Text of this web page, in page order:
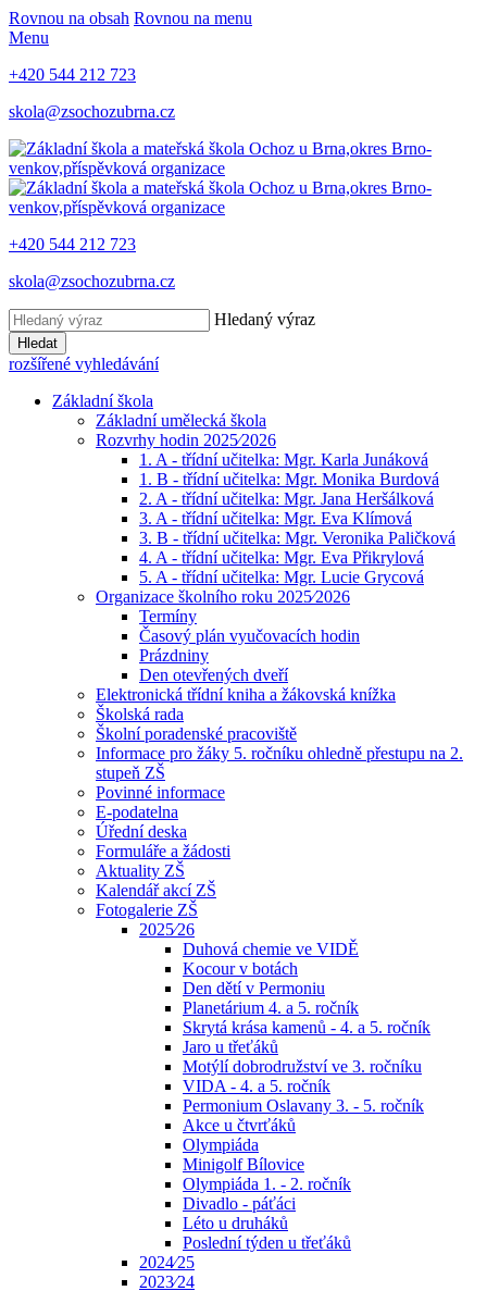
Rovnou na obsah Rovnou na menu
Menu
+420 544 212 723
skola@zsochozubrna.cz
+420 544 212 723
skola@zsochozubrna.cz
Hledaný výraz
Hledat
rozšířené vyhledávání
Základní škola
Základní umělecká škola
Rozvrhy hodin 2025⁄2026
1. A - třídní učitelka: Mgr. Karla Junáková
1. B - třídní učitelka: Mgr. Monika Burdová
2. A - třídní učitelka: Mgr. Jana Heršálková
3. A - třídní učitelka: Mgr. Eva Klímová
3. B - třídní učitelka: Mgr. Veronika Paličková
4. A - třídní učitelka: Mgr. Eva Přikrylová
5. A - třídní učitelka: Mgr. Lucie Grycová
Organizace školního roku 2025⁄2026
Termíny
Časový plán vyučovacích hodin
Prázdniny
Den otevřených dveří
Elektronická třídní kniha a žákovská knížka
Školská rada
Školní poradenské pracoviště
Informace pro žáky 5. ročníku ohledně přestupu na 2.
stupeň ZŠ
Povinné informace
E-podatelna
Úřední deska
Formuláře a žádosti
Aktuality ZŠ
Kalendář akcí ZŠ
Fotogalerie ZŠ
2025⁄26
Duhová chemie ve VIDĚ
Kocour v botách
Den dětí v Permoniu
Planetárium 4. a 5. ročník
Skrytá krása kamenů - 4. a 5. ročník
Jaro u třeťáků
Motýlí dobrodružství ve 3. ročníku
VIDA - 4. a 5. ročník
Permonium Oslavany 3. - 5. ročník
Akce u čtvrťáků
Olympiáda
Minigolf Bílovice
Olympiáda 1. - 2. ročník
Divadlo - páťáci
Léto u druháků
Poslední týden u třeťáků
2024⁄25
2023⁄24